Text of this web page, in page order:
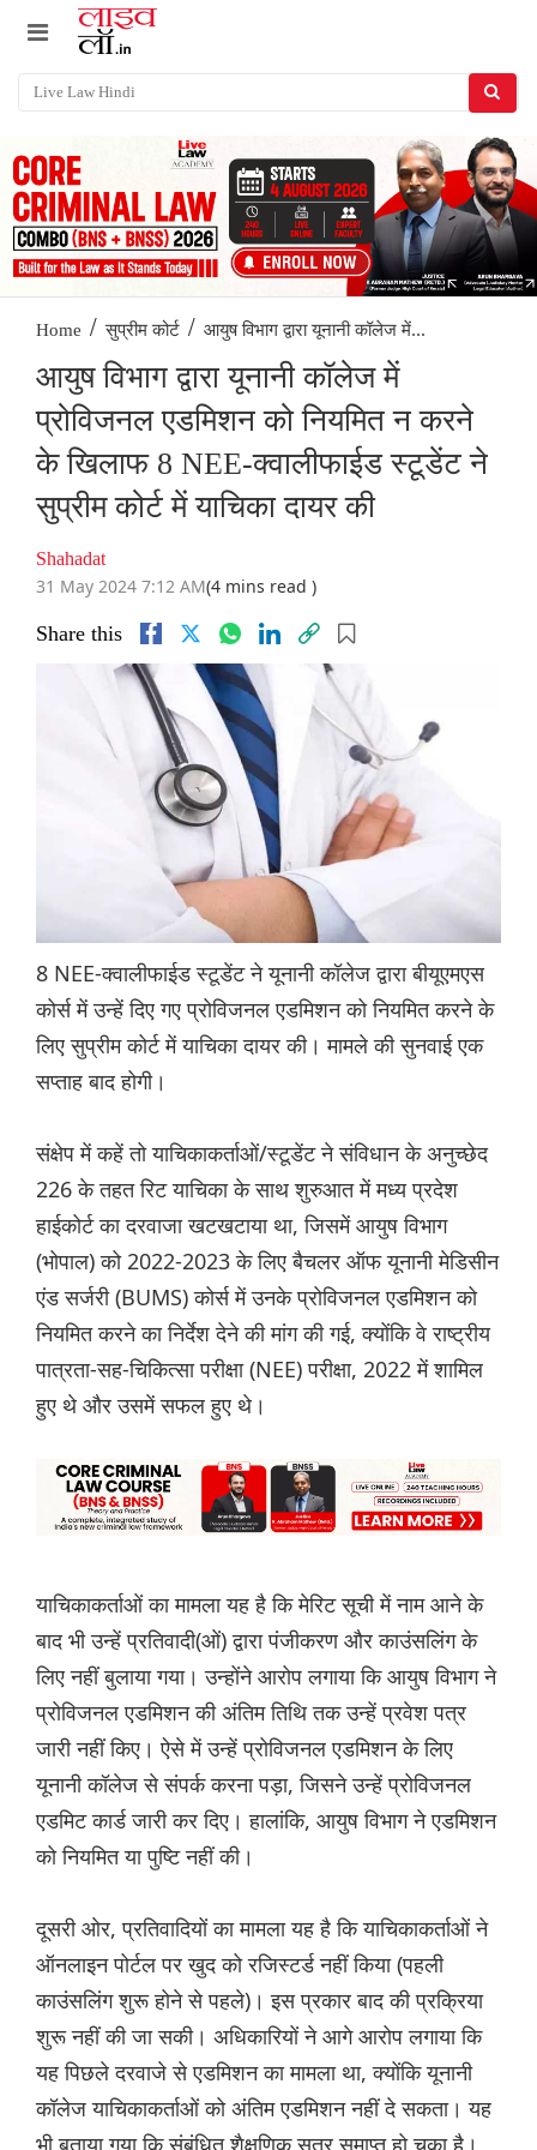
Home / सुप्रीम कोर्ट / आयुष विभाग द्वारा यूनानी कॉलेज में...
आयुष विभाग द्वारा यूनानी कॉलेज में
प्रोविजनल एडमिशन को नियमित न करने
के खिलाफ 8 NEE-क्वालीफाईड स्टूडेंट ने
सुप्रीम कोर्ट में याचिका दायर की
Shahadat
31 May 2024 7:12 AM(4 mins read )
Share this
8 NEE-क्वालीफाईड स्टूडेंट ने यूनानी कॉलेज द्वारा बीयूएमएस
कोर्स में उन्हें दिए गए प्रोविजनल एडमिशन को नियमित करने के
लिए सुप्रीम कोर्ट में याचिका दायर की। मामले की सुनवाई एक
सप्ताह बाद होगी।
संक्षेप में कहें तो याचिकाकर्ताओं/स्टूडेंट ने संविधान के अनुच्छेद
226 के तहत रिट याचिका के साथ शुरुआत में मध्य प्रदेश
हाईकोर्ट का दरवाजा खटखटाया था, जिसमें आयुष विभाग
(भोपाल) को 2022-2023 के लिए बैचलर ऑफ यूनानी मेडिसीन
एंड सर्जरी (BUMS) कोर्स में उनके प्रोविजनल एडमिशन को
नियमित करने का निर्देश देने की मांग की गई, क्योंकि वे राष्ट्रीय
पात्रता-सह-चिकित्सा परीक्षा (NEE) परीक्षा, 2022 में शामिल
हुए थे और उसमें सफल हुए थे।
याचिकाकर्ताओं का मामला यह है कि मेरिट सूची में नाम आने के
बाद भी उन्हें प्रतिवादी(ओं) द्वारा पंजीकरण और काउंसलिंग के
लिए नहीं बुलाया गया। उन्होंने आरोप लगाया कि आयुष विभाग ने
प्रोविजनल एडमिशन की अंतिम तिथि तक उन्हें प्रवेश पत्र
जारी नहीं किए। ऐसे में उन्हें प्रोविजनल एडमिशन के लिए
यूनानी कॉलेज से संपर्क करना पड़ा, जिसने उन्हें प्रोविजनल
एडमिट कार्ड जारी कर दिए। हालांकि, आयुष विभाग ने एडमिशन
को नियमित या पुष्टि नहीं की।
दूसरी ओर, प्रतिवादियों का मामला यह है कि याचिकाकर्ताओं ने
ऑनलाइन पोर्टल पर खुद को रजिस्टर्ड नहीं किया (पहली
काउंसलिंग शुरू होने से पहले)। इस प्रकार बाद की प्रक्रिया
शुरू नहीं की जा सकी। अधिकारियों ने आगे आरोप लगाया कि
यह पिछले दरवाजे से एडमिशन का मामला था, क्योंकि यूनानी
कॉलेज याचिकाकर्ताओं को अंतिम एडमिशन नहीं दे सकता। यह